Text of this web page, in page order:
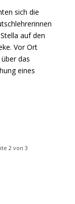
sich die
auf den
Vor Ort
das
eines
2 von 3